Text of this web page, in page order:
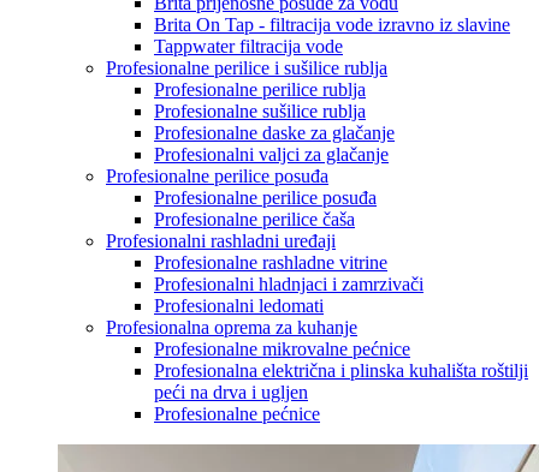
Brita On Tap - filtracija vode izravno iz slavine
Tappwater filtracija vode
Profesionalne perilice i sušilice rublja
Profesionalne perilice rublja
Profesionalne sušilice rublja
Profesionalne daske za glačanje
Profesionalni valjci za glačanje
Profesionalne perilice posuđa
Profesionalne perilice posuđa
Profesionalne perilice čaša
Profesionalni rashladni uređaji
Profesionalne rashladne vitrine
Profesionalni hladnjaci i zamrzivači
Profesionalni ledomati
Profesionalna oprema za kuhanje
Profesionalne mikrovalne pećnice
Profesionalna električna i plinska kuhališta roštilji
peći na drva i ugljen
Profesionalne pećnice